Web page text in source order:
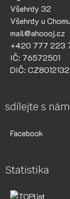
Všehrdy 32
Všehrdy u
mail@ahoooj.cz
+420 777 223
IČ: 76572501
DIČ:
sdílejte s
Facebook
Statistika